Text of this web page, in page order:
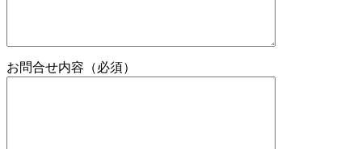
お問合せ内容（必須）